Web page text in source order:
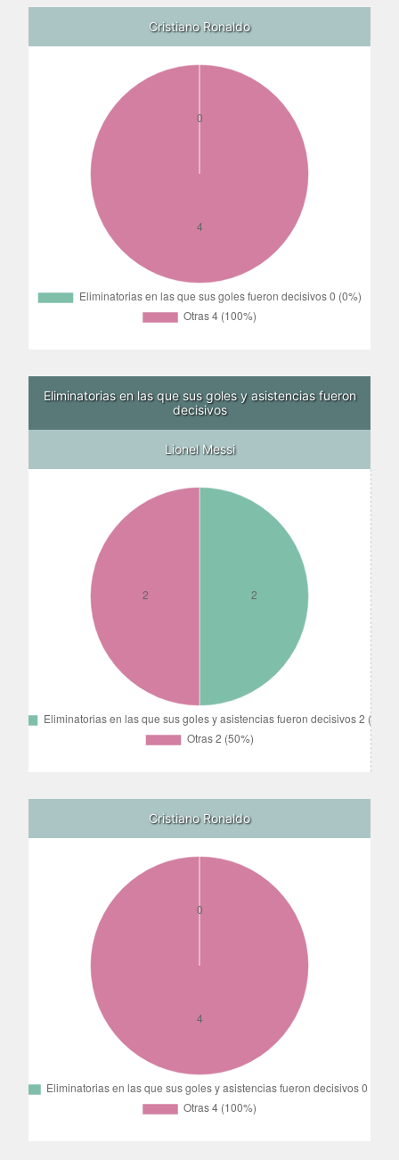
Cristiano Ronaldo
Eliminatorias en las que sus goles y asistencias fueron
decisivos
Lionel Messi
Cristiano Ronaldo